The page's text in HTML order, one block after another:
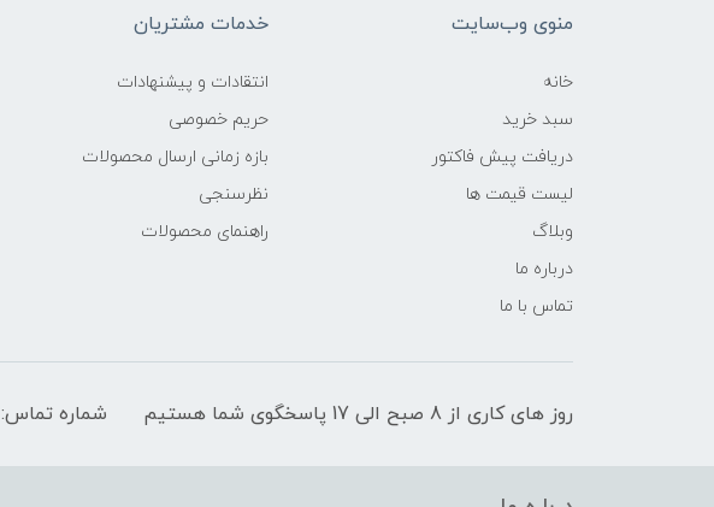
منوی وب‌سایت
خانه
سبد خرید
دریافت پیش فاکتور
لیست قیمت ها
وبلاگ
درباره ما
تماس با ما
خدمات مشتریان
انتقادات و پیشنهادات
حریم خصوصی
بازه زمانی ارسال محصولات
نظرسنجی
راهنمای محصولات
روز های کاری از 8 صبح الی 17 پاسخگوی شما هستیم شماره تماس: